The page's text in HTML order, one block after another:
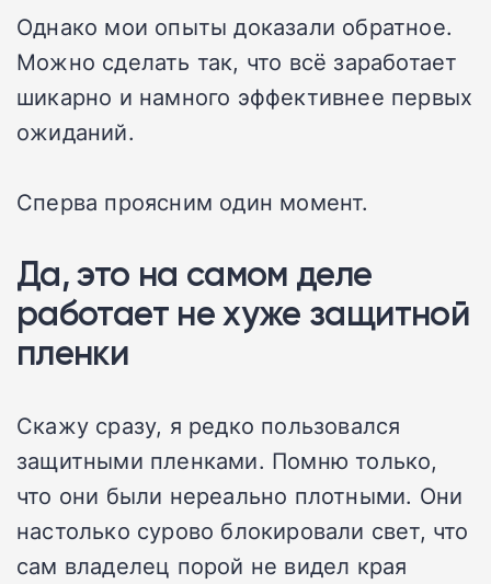
Однако мои опыты доказали обратное.
Можно сделать так, что всё заработает
шикарно и намного эффективнее первых
ожиданий.
Сперва проясним один момент.
Да, это на самом деле
работает не хуже защитной
пленки
Скажу сразу, я редко пользовался
защитными пленками. Помню только,
что они были нереально плотными. Они
настолько сурово блокировали свет, что
сам владелец порой не видел края